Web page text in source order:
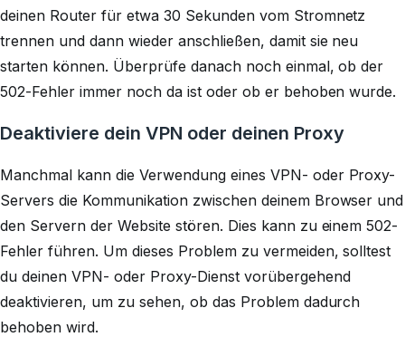
deinen Router für etwa 30 Sekunden vom Stromnetz
trennen und dann wieder anschließen, damit sie neu
starten können. Überprüfe danach noch einmal, ob der
502-Fehler immer noch da ist oder ob er behoben wurde.
Deaktiviere dein VPN oder deinen Proxy
Manchmal kann die Verwendung eines VPN- oder Proxy-
Servers die Kommunikation zwischen deinem Browser und
den Servern der Website stören. Dies kann zu einem 502-
Fehler führen. Um dieses Problem zu vermeiden, solltest
du deinen VPN- oder Proxy-Dienst vorübergehend
deaktivieren, um zu sehen, ob das Problem dadurch
behoben wird.